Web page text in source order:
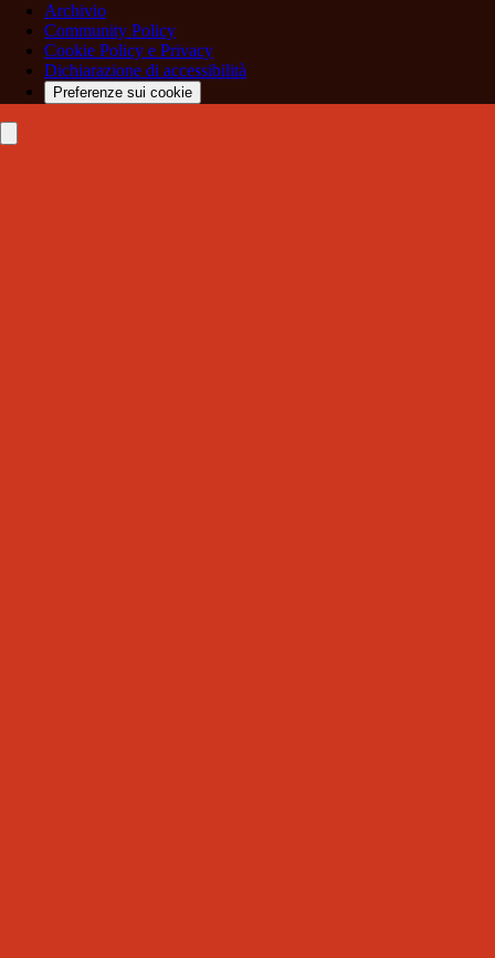
Archivio
Community Policy
Cookie Policy e Privacy
Dichiarazione di accessibilità
Preferenze sui cookie